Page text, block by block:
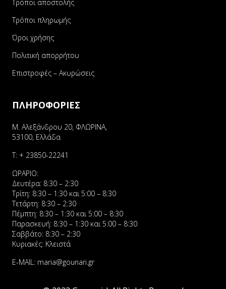
Τρόποι αποστολής
Τρόποι πληρωμής
Όροι χρήσης
Πολιτική απορρήτου
Επιστροφές – Ακυρώσεις
ΠΛΗΡΟΦΟΡΙΕΣ
Μ. Αλεξάνδρου 20, ΦΛΩΡΙΝΑ,
53100, Ελλάδα
Τ: + 23850-22241
ΩΡΑΡΙΟ:
Δευτέρα: 8:30 – 2:30
Τρίτη: 8:30 – 1:30 και 5:00 – 8:30
Τετάρτη: 8:30 – 2:30
Πέμπτη: 8:30 – 1:30 και 5:00 – 8:30
Παρασκευή: 8:30 – 1:30 και 5:00 – 8:30
Σαββάτο: 8:30 – 2:30
Κυριακές: Κλειστά
E-MAIL: maria@gounari.gr